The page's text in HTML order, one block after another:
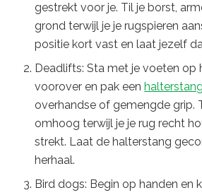
gestrekt voor je. Til je borst,
grond terwijl je je rugspieren
positie kort vast en laat jezelf
Deadlifts: Sta met je voeten op
voorover en pak een halterstang
overhandse of gemengde grip.
omhoog terwijl je je rug recht
strekt. Laat de halterstang
herhaal.
Bird dogs: Begin op handen en